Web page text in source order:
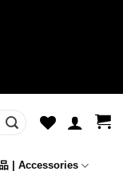
| Accessories